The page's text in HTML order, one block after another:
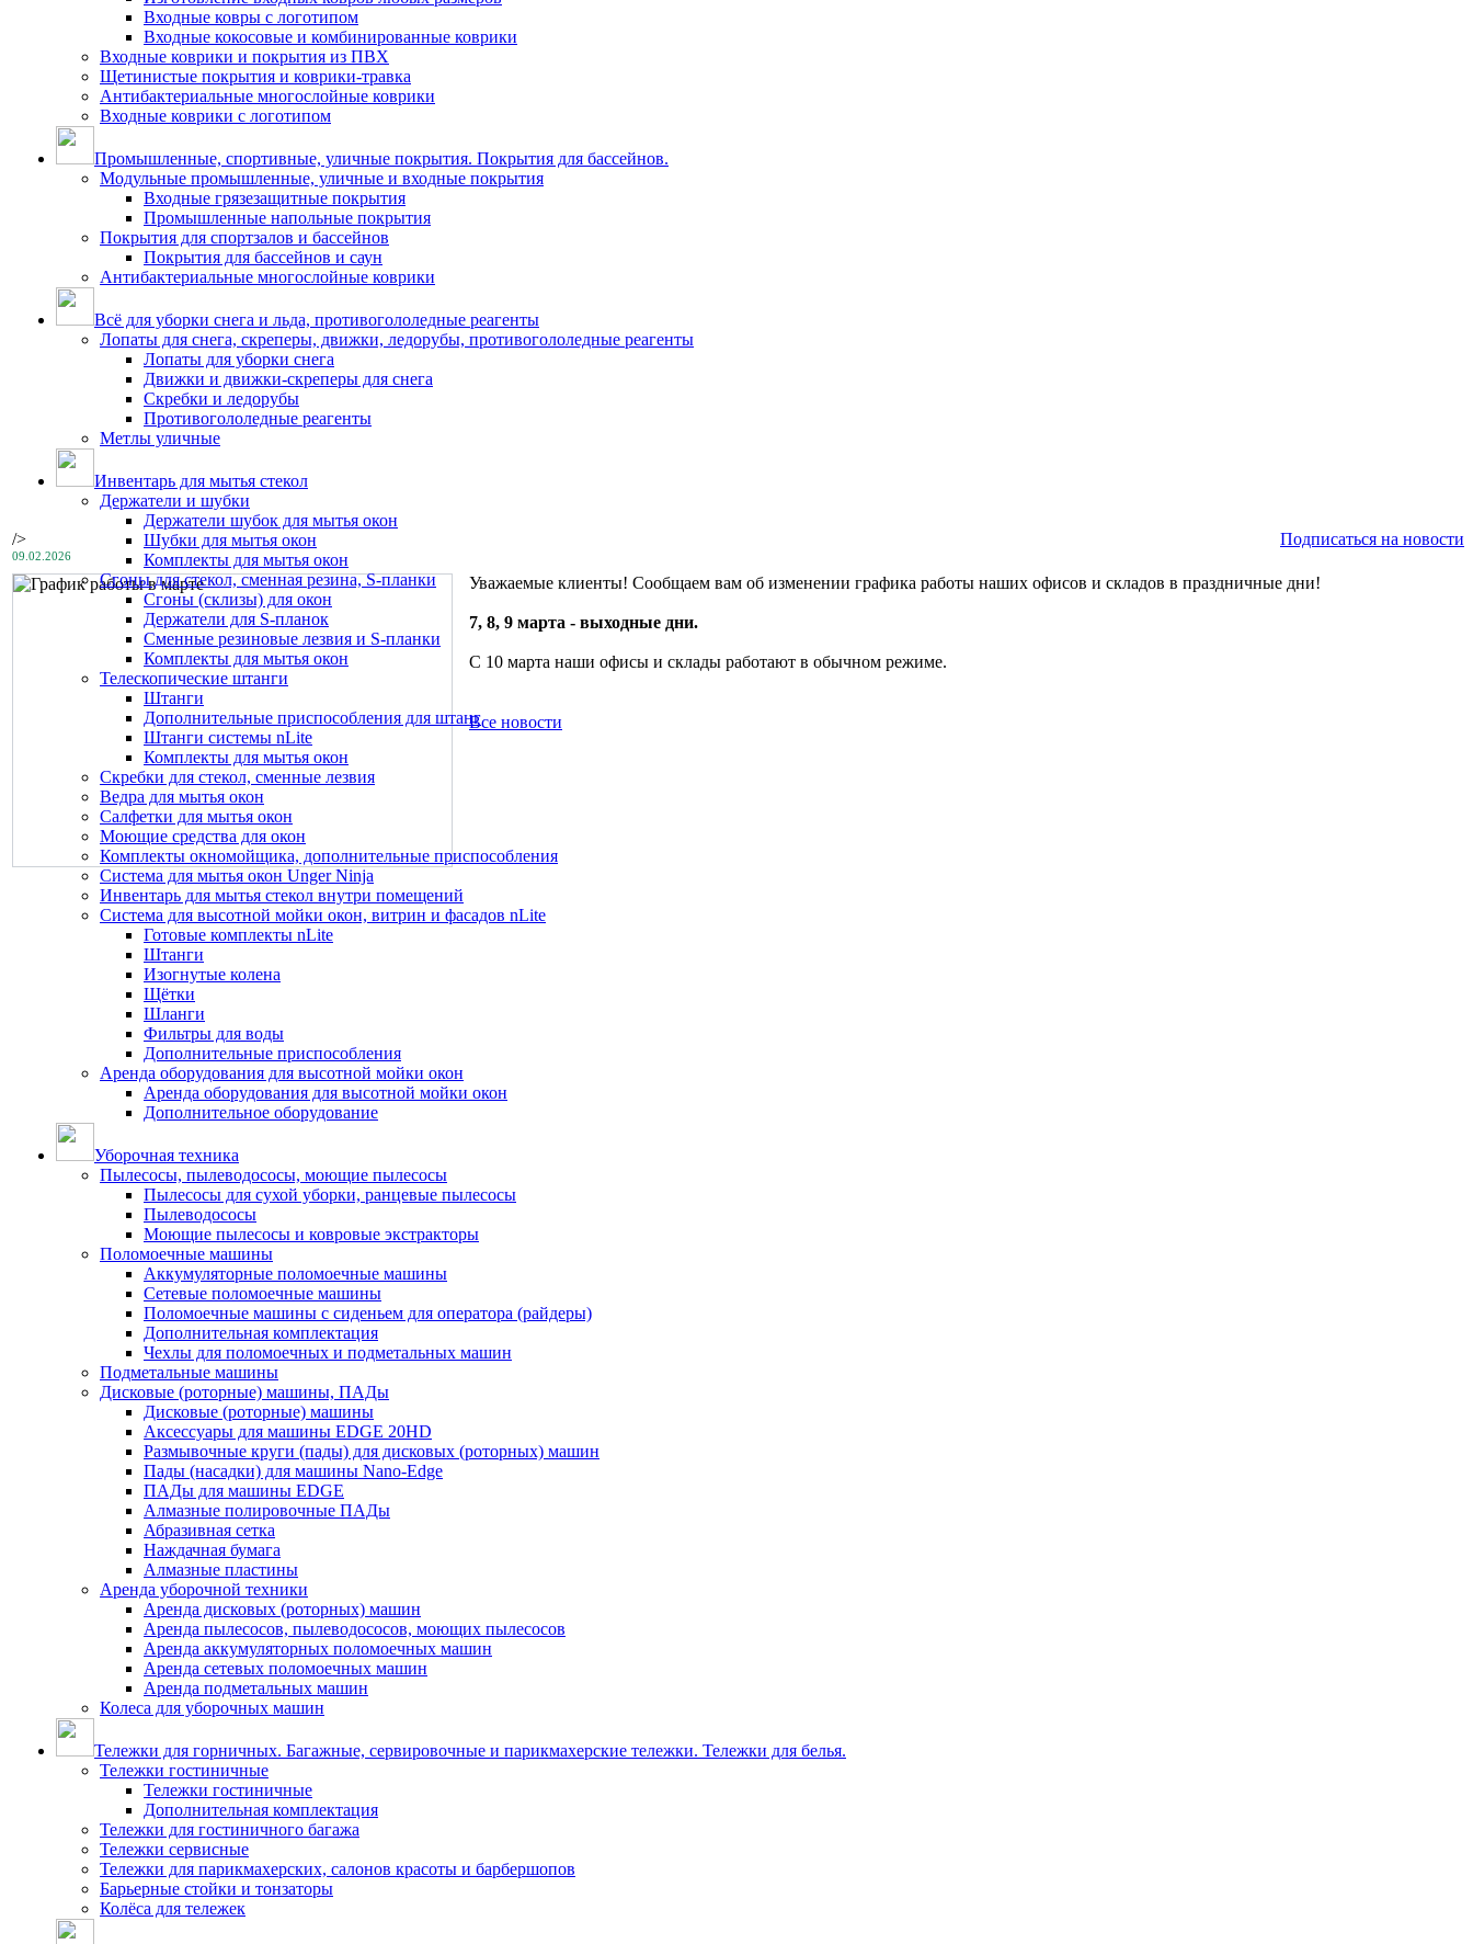
Входные ковры с логотипом
Входные кокосовые и комбинированные коврики
Входные коврики и покрытия из ПВХ
Щетинистые покрытия и коврики-травка
Антибактериальные многослойные коврики
Входные коврики с логотипом
Промышленные, спортивные, уличные покрытия. Покрытия для бассейнов.
Модульные промышленные, уличные и входные покрытия
Входные грязезащитные покрытия
Промышленные напольные покрытия
Покрытия для спортзалов и бассейнов
Покрытия для бассейнов и саун
Антибактериальные многослойные коврики
Всё для уборки снега и льда, противогололедные реагенты
Лопаты для снега, скреперы, движки, ледорубы, противогололедные реагенты
Лопаты для уборки снега
Движки и движки-скреперы для снега
Скребки и ледорубы
Противогололедные реагенты
Метлы уличные
Инвентарь для мытья стекол
Держатели и шубки
Держатели шубок для мытья окон
Шубки для мытья окон
Комплекты для мытья окон
Сгоны для стекол, сменная резина, S-планки
Сгоны (склизы) для окон
Держатели для S-планок
Сменные резиновые лезвия и S-планки
Комплекты для мытья окон
Телескопические штанги
Штанги
Дополнительные приспособления для штанг
Штанги системы nLite
Комплекты для мытья окон
Скребки для стекол, сменные лезвия
Ведра для мытья окон
Салфетки для мытья окон
Моющие средства для окон
Комплекты окномойщика, дополнительные приспособления
Система для мытья окон Unger Ninja
Инвентарь для мытья стекол внутри помещений
Система для высотной мойки окон, витрин и фасадов nLite
Готовые комплекты nLite
Штанги
Изогнутые колена
Щётки
Шланги
Фильтры для воды
Дополнительные приспособления
Аренда оборудования для высотной мойки окон
Аренда оборудования для высотной мойки окон
Дополнительное оборудование
Уборочная техника
Пылесосы, пылеводососы, моющие пылесосы
Пылесосы для сухой уборки, ранцевые пылесосы
Пылеводососы
Моющие пылесосы и ковровые экстракторы
Поломоечные машины
Аккумуляторные поломоечные машины
Сетевые поломоечные машины
Поломоечные машины с сиденьем для оператора (райдеры)
Дополнительная комплектация
Чехлы для поломоечных и подметальных машин
Подметальные машины
Дисковые (роторные) машины, ПАДы
Дисковые (роторные) машины
Аксессуары для машины EDGE 20HD
Размывочные круги (пады) для дисковых (роторных) машин
Пады (насадки) для машины Nano-Edge
ПАДы для машины EDGE
Алмазные полировочные ПАДы
Абразивная сетка
Наждачная бумага
Алмазные пластины
Аренда уборочной техники
Аренда дисковых (роторных) машин
Аренда пылесосов, пылеводососов, моющих пылесосов
Аренда аккумуляторных поломоечных машин
Аренда сетевых поломоечных машин
Аренда подметальных машин
Колеса для уборочных машин
Тележки для горничных. Багажные, сервировочные и парикмахерские тележки. Тележки для белья.
Тележки гостиничные
Тележки гостиничные
Дополнительная комплектация
Тележки для гостиничного багажа
Тележки сервисные
Тележки для парикмахерских, салонов красоты и барбершопов
Барьерные стойки и тонзаторы
Колёса для тележек
/> Подписаться на новости
09.02.2026
Уважаемые клиенты! Сообщаем вам об изменении графика работы наших офисов и складов в праздничные дни!
7, 8, 9 марта - выходные дни.
С 10 марта наши офисы и склады работают в обычном режиме.
Все новости